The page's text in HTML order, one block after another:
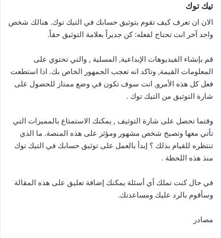
تيك توك
الان ان تعرف كيف تقوم بتوثيق حسابك في التيك توك. هنالك شخص
واحد آخر انت تحتاج لفعله: كن جديراً بعلامة التوثيق حقاً.
قم بإنشاء الفيديوهات الإبداعية, المسلية , والتي تحتوي على
المعلومات القيمة, وتاكد انه تعجب الجمهور الخاص بك. اذا استطعت
فعل كل هذه الأمرو, انت سوف تكون في وضع ممتاز للحصول على
شارة التوثيق من التيك توك .
وقتما تحصل على شارة التوثيف , يمكنك الاستمتاع بالمميزات التي
تأتي معها وتصبح شخص مشهور ومؤثر على هذه المنصة. ما الذي
تنتظره للقيام بذلك ؟ إبدأ بالعمل على توثيق حسابك في التيك توك
منذ هذه اللحظة .
في حال كنت تملك أي أسئلة يمكنك إضافة تعليق على هذه المقالة
وسأقوم بالرد عليك ومساعدتك.
مصادر